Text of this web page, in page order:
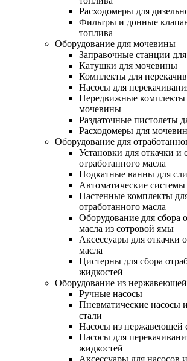
Расходомеры для
Фильтры и донные
топлива
Оборудование для мочевины
Заправочные станции
Катушки для мочевины
Комплекты для
Насосы для
Передвижные комплекты
мочевины
Раздаточные пистолеты
Расходомеры для
Оборудование для
Установки для откачки и
отработанного масла
Подкатные ванны для
Автоматические системы
Настенные комплекты
отработанного масла
Оборудование для сбора
масла из сотровой ямы
Аксессуары для откачки
масла
Цистерны для сбора
жидкостей
Оборудование из нержавеющей
Ручные насосы
Пневматические насосы
стали
Насосы из нержавеющей
Насосы для
жидкостей